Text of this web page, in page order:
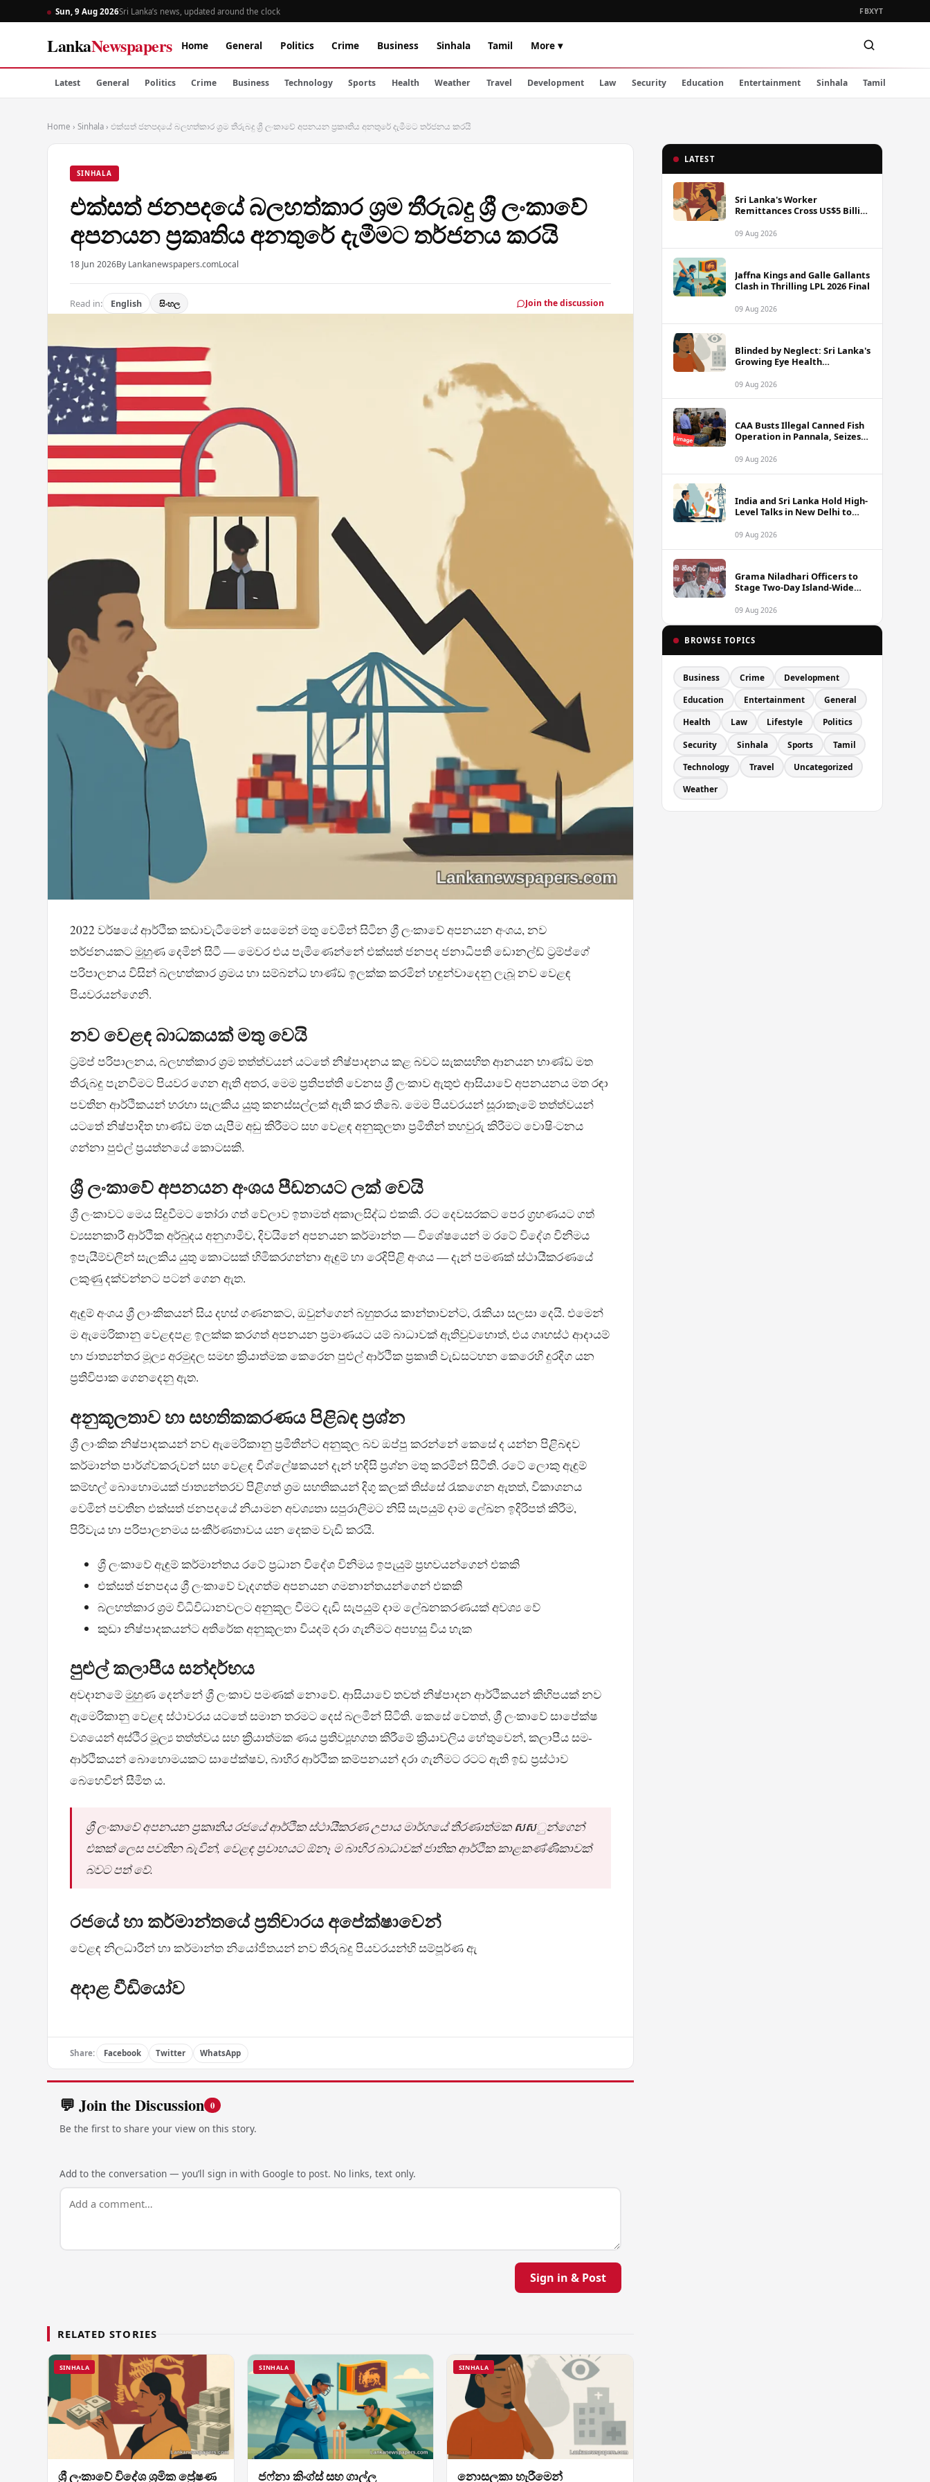
Sun, 9 Aug 2026Sri Lanka’s news, updated around the clock FBXYT
LankaNewspapers Home General Politics Crime Business Sinhala Tamil More ▾
Latest General Politics Crime Business Technology Sports Health Weather Travel Development Law Security Education Entertainment Sinhala Tamil
Home › Sinhala › එක්සත් ජනපදයේ බලහත්කාර ශ්‍රම තීරුබදු ශ්‍රී ලංකාවේ අපනයන ප්‍රකෘතිය අනතුරේ දැමීමට තර්ජනය කරයි
SINHALA
එක්සත් ජනපදයේ බලහත්කාර ශ්‍රම තීරුබදු ශ්‍රී ලංකාවේ
අපනයන ප්‍රකෘතිය අනතුරේ දැමීමට තර්ජනය කරයි
18 Jun 2026By Lankanewspapers.comLocal
Read in: English සිංහල Join the discussion
2022 වර්ෂයේ ආර්ථික කඩාවැටීමෙන් සෙමෙන් මතු වෙමින් සිටින ශ්‍රී ලංකාවේ අපනයන අංශය, නව
තර්ජනයකට මුහුණ දෙමින් සිටී — මෙවර එය පැමිණෙන්නේ එක්සත් ජනපද ජනාධිපති ඩොනල්ඩ් ට්‍රම්ප්ගේ
පරිපාලනය විසින් බලහත්කාර ශ්‍රමය හා සම්බන්ධ භාණ්ඩ ඉලක්ක කරමින් හඳුන්වාදෙනු ලැබූ නව වෙළඳ
පියවරයන්ගෙනි.
නව වෙළඳ බාධකයක් මතු වෙයි
ට්‍රම්ප් පරිපාලනය, බලහත්කාර ශ්‍රම තත්ත්වයන් යටතේ නිෂ්පාදනය කළ බවට සැකසහිත ආනයන භාණ්ඩ මත
තීරුබදු පැනවීමට පියවර ගෙන ඇති අතර, මෙම ප්‍රතිපත්ති වෙනස ශ්‍රී ලංකාව ඇතුළු ආසියාවේ අපනයනය මත රඳා
පවතින ආර්ථිකයන් හරහා සැලකිය යුතු කනස්සල්ලක් ඇති කර තිබේ. මෙම පියවරයන් සූරාකෑමේ තත්ත්වයන්
යටතේ නිෂ්පාදිත භාණ්ඩ මත යැපීම අඩු කිරීමට සහ වෙළඳ අනුකූලතා ප්‍රමිතීන් තහවුරු කිරීමට වොෂිංටනය
ගන්නා පුළුල් ප්‍රයත්නයේ කොටසකි.
ශ්‍රී ලංකාවේ අපනයන අංශය පීඩනයට ලක් වෙයි
ශ්‍රී ලංකාවට මෙය සිදුවීමට තෝරා ගත් වේලාව ඉතාමත් අකාලසිද්ධ එකකි. රට දෙවසරකට පෙර ග්‍රහණයට ගත්
ව්‍යසනකාරී ආර්ථික අර්බුදය අනුගාමිව, දිවයිනේ අපනයන කර්මාන්ත — විශේෂයෙන් ම රටේ විදේශ විනිමය
ඉපැයීම්වලින් සැලකිය යුතු කොටසක් හිමිකරගන්නා ඇඳුම් හා රෙදිපිළි අංශය — දැන් පමණක් ස්ථායීකරණයේ
ලකුණු දක්වන්නට පටන් ගෙන ඇත.
ඇඳුම් අංශය ශ්‍රී ලාංකිකයන් සිය දහස් ගණනකට, ඔවුන්ගෙන් බහුතරය කාන්තාවන්ට, රැකියා සලසා දෙයි. එමෙන්
ම ඇමෙරිකානු වෙළඳපළ ඉලක්ක කරගත් අපනයන ප්‍රමාණයට යම් බාධාවක් ඇතිවුවහොත්, එය ගෘහස්ථ ආදායම්
හා ජාත්‍යන්තර මූල්‍ය අරමුදල සමඟ ක්‍රියාත්මක කෙරෙන පුළුල් ආර්ථික ප්‍රකෘති වැඩසටහන කෙරෙහි දුරදිග යන
ප්‍රතිවිපාක ගෙනදෙනු ඇත.
අනුකූලතාව හා සහතිකකරණය පිළිබඳ ප්‍රශ්න
ශ්‍රී ලාංකික නිෂ්පාදකයන් නව ඇමෙරිකානු ප්‍රමිතීන්ට අනුකූල බව ඔප්පු කරන්නේ කෙසේ ද යන්න පිළිබඳව
කර්මාන්ත පාර්ශ්වකරුවන් සහ වෙළඳ විශ්ලේෂකයන් දැන් හදිසි ප්‍රශ්න මතු කරමින් සිටිති. රටේ ලොකු ඇඳුම්
කම්හල් බොහොමයක් ජාත්‍යන්තරව පිළිගත් ශ්‍රම සහතිකයන් දිගු කලක් තිස්සේ රැකගෙන ඇතත්, විකාශනය
වෙමින් පවතින එක්සත් ජනපදයේ නියාමන අවශ්‍යතා සපුරාලීමට නිසි සැපයුම් දාම ලේඛන ඉදිරිපත් කිරීම,
පිරිවැය හා පරිපාලනමය සංකීර්ණතාවය යන දෙකම වැඩි කරයි.
ශ්‍රී ලංකාවේ ඇඳුම් කර්මාන්තය රටේ ප්‍රධාන විදේශ විනිමය ඉපැයුම් ප්‍රභවයන්ගෙන් එකකි
එක්සත් ජනපදය ශ්‍රී ලංකාවේ වැදගත්ම අපනයන ගමනාන්තයන්ගෙන් එකකි
බලහත්කාර ශ්‍රම විධිවිධානවලට අනුකූල වීමට දැඩි සැපයුම් දාම ලේඛනකරණයක් අවශ්‍ය වේ
කුඩා නිෂ්පාදකයන්ට අතිරේක අනුකූලතා වියදම් දරා ගැනීමට අපහසු විය හැක
පුළුල් කලාපීය සන්දර්භය
අවදානමේ මුහුණ දෙන්නේ ශ්‍රී ලංකාව පමණක් නොවේ. ආසියාවේ තවත් නිෂ්පාදන ආර්ථිකයන් කිහිපයක් නව
ඇමෙරිකානු වෙළඳ ස්ථාවරය යටතේ සමාන තරමට දෙස් බලමින් සිටිති. කෙසේ වෙතත්, ශ්‍රී ලංකාවේ සාපේක්ෂ
වශයෙන් අස්ථිර මූල්‍ය තත්ත්වය සහ ක්‍රියාත්මක ණය ප්‍රතිව්‍යූහගත කිරීමේ ක්‍රියාවලිය හේතුවෙන්, කලාපීය සම-
ආර්ථිකයන් බොහොමයකට සාපේක්ෂව, බාහිර ආර්ථික කම්පනයන් දරා ගැනීමට රටට ඇති ඉඩ ප්‍රස්ථාව
බෙහෙවින් සීමිත ය.
ශ්‍රී ලංකාවේ අපනයන ප්‍රකෘතිය රජයේ ආර්ථික ස්ථායීකරණ උපාය මාර්ගයේ තීරණාත්මක សសුන්ගෙන්
එකක් ලෙස පවතින බැවින්, වෙළඳ ප්‍රවාහයට ඕනෑ ම බාහිර බාධාවක් ජාතික ආර්ථික කාළකණ්ණිකාවක්
බවට පත් වේ.
රජයේ හා කර්මාන්තයේ ප්‍රතිචාරය අපේක්ෂාවෙන්
වෙළඳ නිලධාරීන් හා කර්මාන්ත නියෝජිතයන් නව තීරුබදු පියවරයන්හි සම්පූර්ණ ඇ
අදාළ වීඩියෝව
Share: Facebook Twitter WhatsApp
💬 Join the Discussion 0
Be the first to share your view on this story.
Add to the conversation — you’ll sign in with Google to post. No links, text only.
Sign in & Post
RELATED STORIES
SINHALA
ශ්‍රී ලංකාවේ විදේශ ශ්‍රමික ප්‍රේෂණ
SINHALA
ජෆ්නා කිංග්ස් සහ ගාල්ල
SINHALA
නොසලකා හැරීමෙන්
LATEST
Sri Lanka's Worker
Remittances Cross US$5 Billion
2025
09 Aug 2026
Jaffna Kings and Galle Gallants
Clash in Thrilling LPL 2026 Final
09 Aug 2026
Blinded by Neglect: Sri Lanka's
Growing Eye Health
09 Aug 2026
CAA Busts Illegal Canned Fish
Operation in Pannala, Seizes
09 Aug 2026
India and Sri Lanka Hold High-
Level Talks in New Delhi to
09 Aug 2026
Grama Niladhari Officers to
Stage Two-Day Island-Wide
09 Aug 2026
BROWSE TOPICS
Business Crime Development
Education Entertainment General
Health Law Lifestyle Politics
Security Sinhala Sports Tamil
Technology Travel Uncategorized
Weather